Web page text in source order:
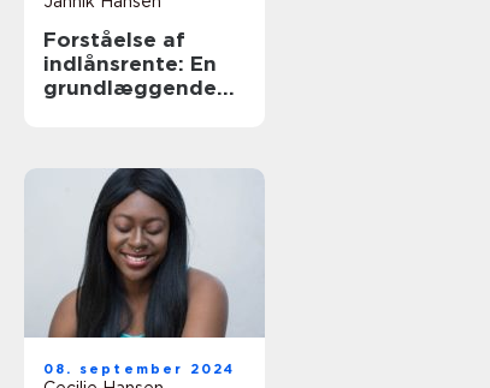
Forståelse af
indlånsrente: En
grundlæggende
08. september 2024